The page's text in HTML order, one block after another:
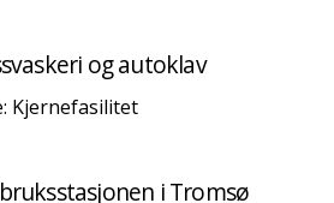
og autoklav
Kjernefasilitet
i Tromsø